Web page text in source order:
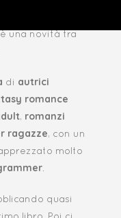
una novità tra
di autrici
romance
, romanzi
ragazze, con un
molto
quasi